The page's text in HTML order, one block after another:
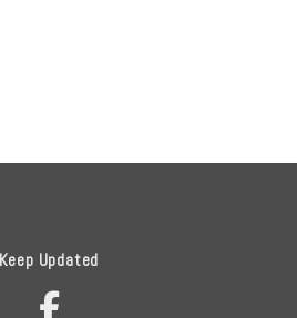
Keep Updated